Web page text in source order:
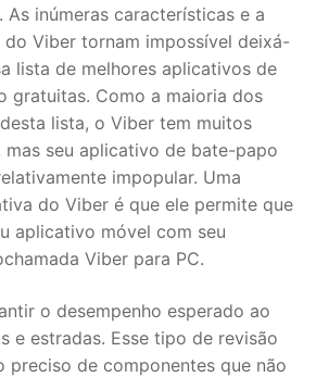
As inúmeras características e a
Viber tornam impossível deixá-
lista de melhores aplicativos de
gratuitas. Como a maioria dos
lista, o Viber tem muitos
mas seu aplicativo de bate-papo
impopular. Uma
do Viber é que ele permite que
aplicativo móvel com seu
Viber para PC.
o desempenho esperado ao
e estradas. Esse tipo de revisão
preciso de componentes que não